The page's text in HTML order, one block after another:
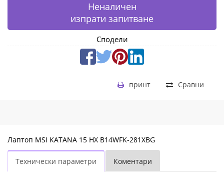
Неналичен
изпрати запитване
Сподели
Сравни
принт
Лаптоп MSI KATANA 15 HX B14WFK-281XBG
Технически параметри Коментари